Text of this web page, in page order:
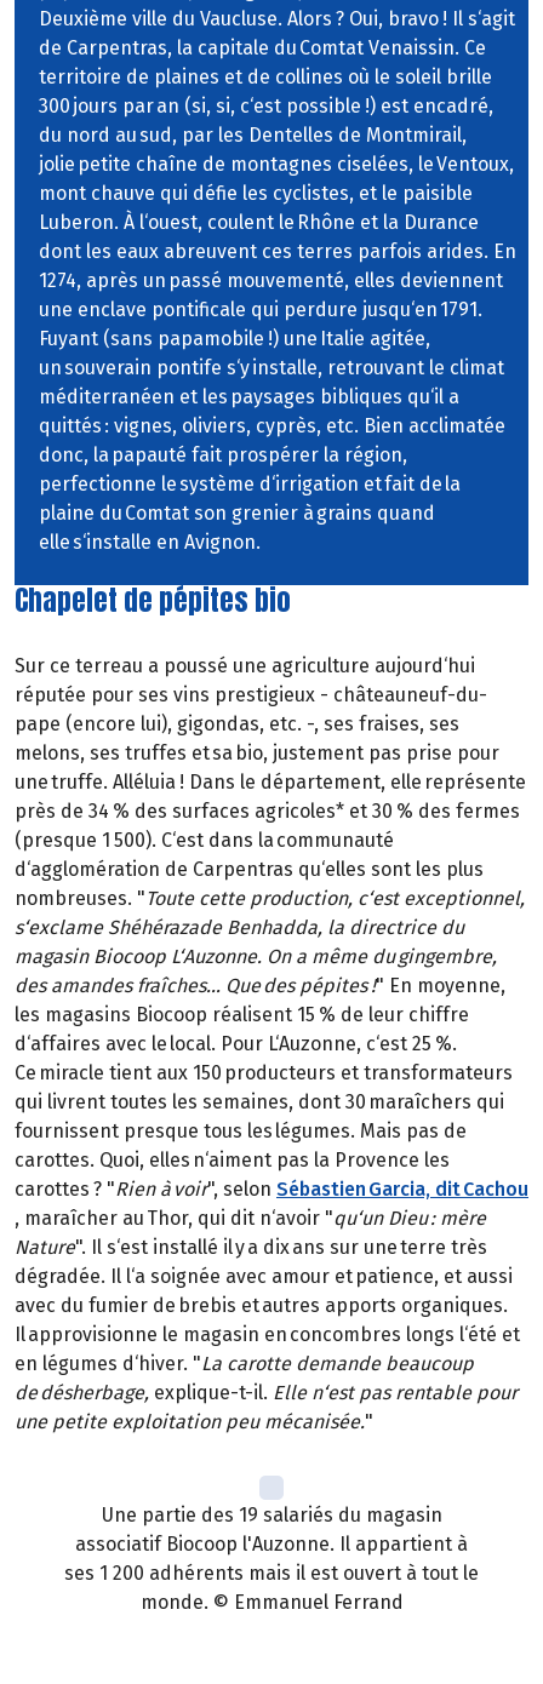
Deuxième ville du Vaucluse. Alors ? Oui, bravo ! Il s‘agit
de Carpentras, la capitale du Comtat Venaissin. Ce
territoire de plaines et de collines où le soleil brille
300 jours par an (si, si, c‘est possible !) est encadré,
du nord au sud, par les Dentelles de Montmirail,
jolie petite chaîne de montagnes ciselées, le Ventoux,
mont chauve qui défie les cyclistes, et le paisible
Luberon. À l‘ouest, coulent le Rhône et la Durance
dont les eaux abreuvent ces terres parfois arides. En
1274, après un passé mouvementé, elles deviennent
une enclave pontificale qui perdure jusqu‘en 1791.
Fuyant (sans papamobile !) une Italie agitée,
un souverain pontife s‘y installe, retrouvant le climat
méditerranéen et les paysages bibliques qu‘il a
quittés : vignes, oliviers, cyprès, etc. Bien acclimatée
donc, la papauté fait prospérer la région,
perfectionne le système d‘irrigation et fait de la
plaine du Comtat son grenier à grains quand
elle s‘installe en Avignon.
Chapelet de pépites bio
Sur ce terreau a poussé une agriculture aujourd‘hui
réputée pour ses vins prestigieux - châteauneuf-du-
pape (encore lui), gigondas, etc. -, ses fraises, ses
melons, ses truffes et sa bio, justement pas prise pour
une truffe. Alléluia ! Dans le département, elle représente
près de 34 % des surfaces agricoles* et 30 % des fermes
(presque 1 500). C‘est dans la communauté
d‘agglomération de Carpentras qu‘elles sont les plus
nombreuses. "Toute cette production, c‘est exceptionnel,
s‘exclame Shéhérazade Benhadda, la directrice du
magasin Biocoop L‘Auzonne. On a même du gingembre,
des amandes fraîches… Que des pépites !" En moyenne,
les magasins Biocoop réalisent 15 % de leur chiffre
d‘affaires avec le local. Pour L‘Auzonne, c‘est 25 %.
Ce miracle tient aux 150 producteurs et transformateurs
qui livrent toutes les semaines, dont 30 maraîchers qui
fournissent presque tous les légumes. Mais pas de
carottes. Quoi, elles n‘aiment pas la Provence les
carottes ? "Rien à voir", selon Sébastien Garcia, dit Cachou
, maraîcher au Thor, qui dit n‘avoir "qu‘un Dieu : mère
Nature". Il s‘est installé il y a dix ans sur une terre très
dégradée. Il l‘a soignée avec amour et patience, et aussi
avec du fumier de brebis et autres apports organiques.
Il approvisionne le magasin en concombres longs l‘été et
en légumes d‘hiver. "La carotte demande beaucoup
de désherbage, explique-t-il. Elle n‘est pas rentable pour
une petite exploitation peu mécanisée."
Une partie des 19 salariés du magasin
associatif Biocoop l'Auzonne. Il appartient à
ses 1 200 adhérents mais il est ouvert à tout le
monde. © Emmanuel Ferrand